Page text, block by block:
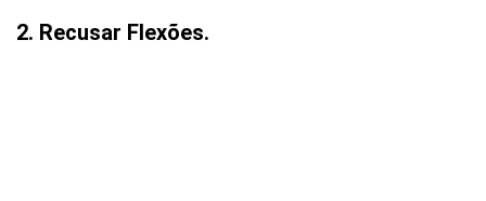
2. Recusar Flexões.